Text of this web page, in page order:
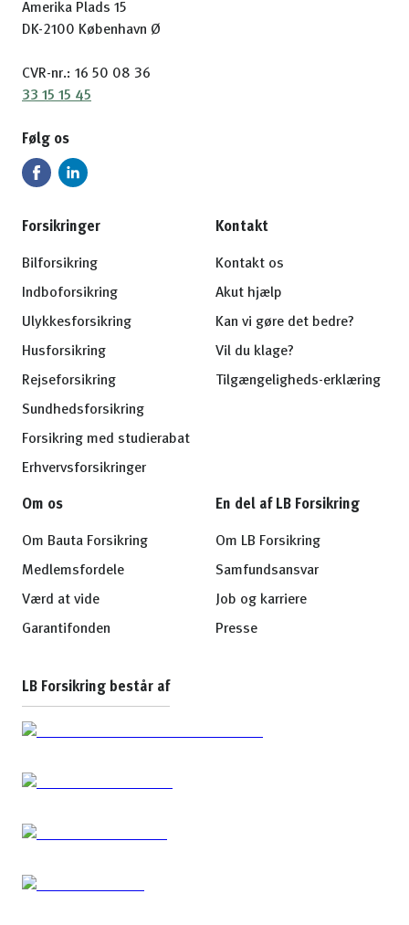
Amerika Plads 15
DK-2100 København Ø
CVR-nr.: 16 50 08 36
33 15 15 45
Følg os
Forsikringer
Bilforsikring
Indboforsikring
Ulykkesforsikring
Husforsikring
Rejseforsikring
Sundhedsforsikring
Forsikring med studierabat
Erhvervsforsikringer
Kontakt
Kontakt os
Akut hjælp
Kan vi gøre det bedre?
Vil du klage?
Tilgængeligheds-erklæring
Om os
Om Bauta Forsikring
Medlemsfordele
Værd at vide
Garantifonden
En del af LB Forsikring
Om LB Forsikring
Samfundsansvar
Job og karriere
Presse
LB Forsikring består af